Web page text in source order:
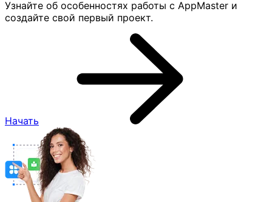
Узнайте об особенностях работы с AppMaster и
создайте свой первый проект.
Начать